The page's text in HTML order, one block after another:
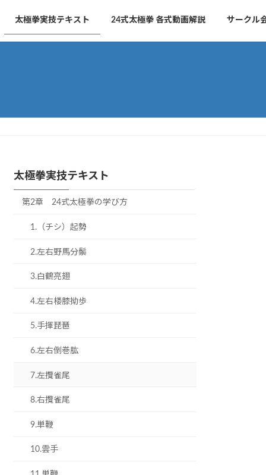
太極拳実技テキスト 24式太極拳 各式動画解説 サークル
太極拳実技テキスト
第2章 24式太極拳の学び方
1.（チシ）起勢
2.左右野馬分鬃
3.白鶴亮翅
4.左右楼膝拗歩
5.手揮琵琶
6.左右倒巻肱
7.左攬雀尾
8.右攬雀尾
9.単鞭
10.雲手